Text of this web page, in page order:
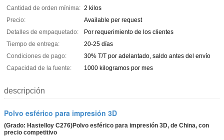
Cantidad de orden mínima: 2 kilos
Precio:
Available per request
Detalles de empaquetado:
Por requerimiento de los clientes
Tiempo de entrega:
20-25 días
Condiciones de pago:
30% T/T por adelantado, saldo antes del envío
Capacidad de la fuente:
1000 kilogramos por mes
descripción
Polvo esférico para impresión 3D
(Grado: Hastelloy C276)Polvo esférico para impresión 3D, de China, con
precio competitivo